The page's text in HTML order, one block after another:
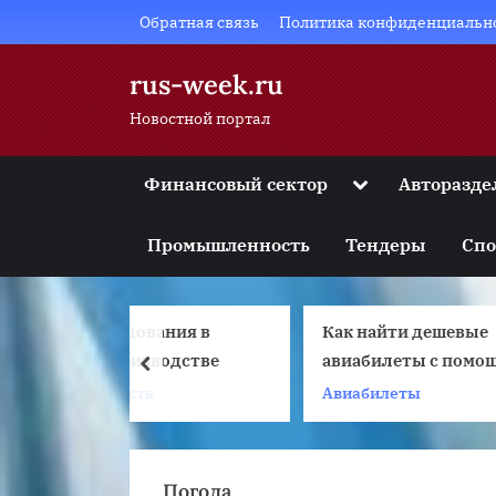
to
Обратная связь Политика
rus-week.ru
Новостной портал
Финансовый сектор Toggle
menu
Toggle
menu
Toggle
sub-
menu
Toggle
sub-
Промышленность Тендеры
Как найти дешевые
авиабилеты с помощью
prev